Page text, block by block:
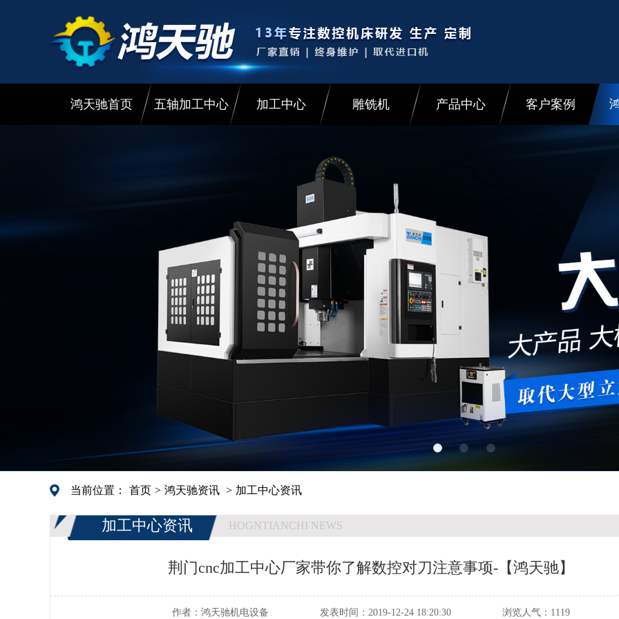
鸿天驰首页 五轴加工中心 加工中心 雕铣机 产品中心 客户案例
当前位置： 首页 > 鸿天驰资讯 > 加工中心资讯
加工中心资讯 HOGNTIANCHI NEWS
荆门cnc加工中心厂家带你了解数控对刀注意事项-【鸿天驰】
作者： 鸿天驰机电设备 发表时间： 2019-12-24 18:20:30 浏览人气： 1119